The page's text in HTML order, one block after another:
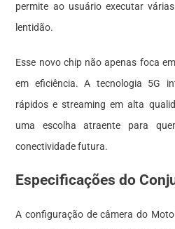
permite ao usuário executar
lentidão.
Esse novo chip não apenas foca
em eficiência. A tecnologia 5G
rápidos e streaming em alta
uma escolha atraente para
conectividade futura.
Especificações do
A configuração de câmera do